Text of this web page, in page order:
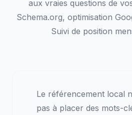
aux vraies questions de
Schema.org, optimisation
Suivi de position
Le référencement local
pas à placer des mots-